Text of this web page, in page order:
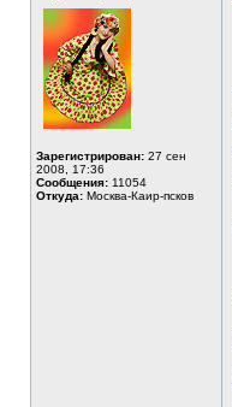
Зарегистрирован: 27 сен
2008, 17:36
Сообщения: 11054
Откуда: Москва-Каир-псков